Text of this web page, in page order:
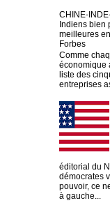
CHINE-
Indiens bien
meilleures
Forbes
Comme
économique
liste des
entreprises
éditorial du
démocrates
pouvoir, ce
à gauche...